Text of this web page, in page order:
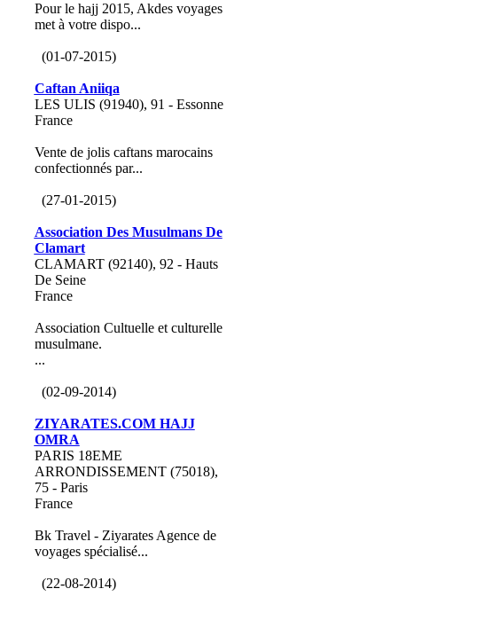
Pour le hajj 2015, Akdes voyages
met à votre dispo...
(01-07-2015)
Caftan Aniiqa
LES ULIS (91940), 91 - Essonne
France
Vente de jolis caftans marocains
confectionnés par...
(27-01-2015)
Association Des Musulmans De
Clamart
CLAMART (92140), 92 - Hauts
De Seine
France
Association Cultuelle et culturelle
musulmane.
...
(02-09-2014)
ZIYARATES.COM HAJJ
OMRA
PARIS 18EME
ARRONDISSEMENT (75018),
75 - Paris
France
Bk Travel - Ziyarates Agence de
voyages spécialisé...
(22-08-2014)